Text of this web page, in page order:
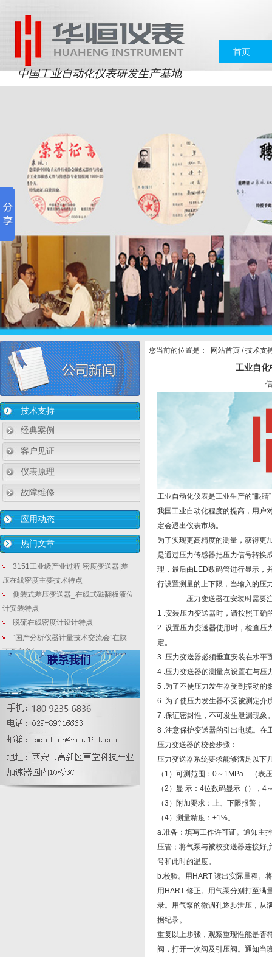
中国工业自动化仪表研发生产基地
首页
技术支持
经典案例
客户见证
仪表原理
故障维修
应用动态
热门文章
3151工业级产业过程 密度变送器|差
压在线密度主要技术特点
侧装式差压变送器_在线式磁翻板液位
计安装特点
脱硫在线密度计设计特点
“国产分析仪器计量技术交流会”在陕
西西安举行
脱硫式差压密度计接线_差压式密度变
送器故障怎么判断
差压式液位计精度_双室差压式液位计
说明常见问题
差压变送器应用中的故障判断及分析
液位变送器生产|3151差压液位变送器
结构原理简介
您当前的位置是： 网站首页 /技术支
工业自化
工业自动化仪表是工业生产的“眼
我国工业自动化程度的提高，用户
定会退出仪表市场。
为了实现更高精度的测量，获得更
是通过压力传感器把压力信号转换
理，最后由LED数码管进行显示，
行设置测量的上下限，当输入的压
压力变送器在安装时需要
1 .安装压力变送器时，请按照正确
2 .设置压力变送器使用时，检查压
定。
3 .压力变送器必须垂直安装在水平
4 .压力变送器的测量点设置在与压
5 .为了不使压力发生器受到振动的
6 .为了使压力发生器不受被测定介
7 .保证密封性，不可发生泄漏现象
8 .注意保护变送器的引出电缆。在
压力变送器的校验步骤：
压力变送器系统要求能够满足以下
（1）可测范围：0～1MPa—（表
（2）显 示：4位数码显示（），4
（3）附加要求：上、下限报警；
（4）测量精度：±1%。
a.准备：填写工作许可证。通知主
压管；将气泵与被校变送器连接好
号和此时的温度。
b.校验。用HART 读出实际量程。
用HART 修正。用气泵分别打至满
录。用气泵的微调孔逐步泄压，从
据纪录。
重复以上步骤，观察重现性能是否
阀，打开一次阀及引压阀。通知当